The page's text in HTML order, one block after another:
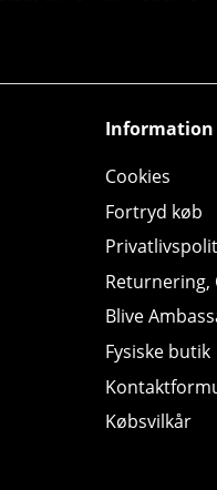
Information
Cookies
Fortryd køb
Returnering,
Blive
Fysiske butik
Købsvilkår